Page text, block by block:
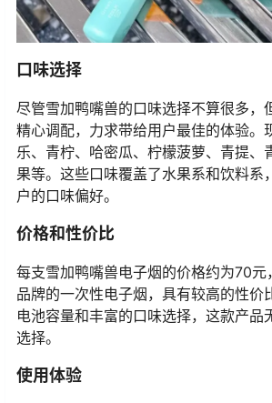
口味选择
尽管雪加鸭嘴兽的口味选择不算很多，
精心调配，力求带给用户最佳的体验。
乐、青柠、哈密瓜、柠檬菠萝、青提、
果等。这些口味覆盖了水果系和饮料系
户的口味偏好。
价格和性价比
每支雪加鸭嘴兽电子烟的价格约为70元
品牌的一次性电子烟，具有较高的性价
电池容量和丰富的口味选择，这款产品
选择。
使用体验